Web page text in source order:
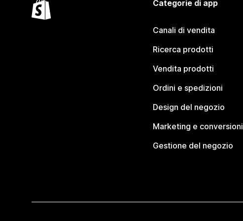
Categorie di app
Canali di vendita
Ricerca prodotti
Vendita prodotti
Ordini e spedizioni
Design del negozio
Marketing e conversioni
Gestione del negozio